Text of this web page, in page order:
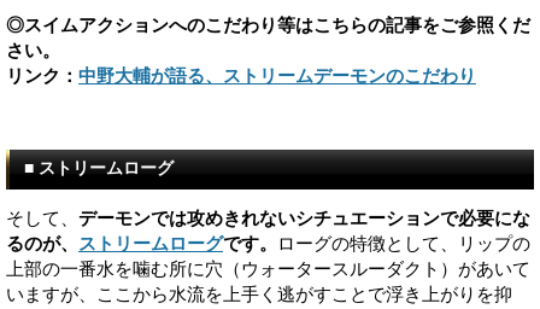
◎スイムアクションへのこだわり等はこちらの記事をご参照くだ
さい。
リンク： 中野大輔が語る、ストリームデーモンのこだわり
■ ストリームローグ
そして、 デーモンでは攻めきれないシチュエーションで必要にな
るのが、 ストリームローグです。
ローグの特徴として、リップの
上部の一番水を噛む所に穴（ウォータースルーダクト）があいて
いますが、ここから水流を上手く逃がすことで浮き上がりを抑